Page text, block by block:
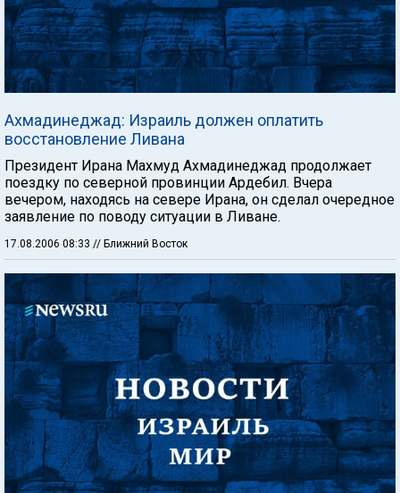
Ахмадинеджад: Израиль должен оплатить
восстановление Ливана
Президент Ирана Махмуд Ахмадинеджад продолжает
поездку по северной провинции Ардебил. Вчера
вечером, находясь на севере Ирана, он сделал очередное
заявление по поводу ситуации в Ливане.
17.08.2006 08:33 // Ближний Восток